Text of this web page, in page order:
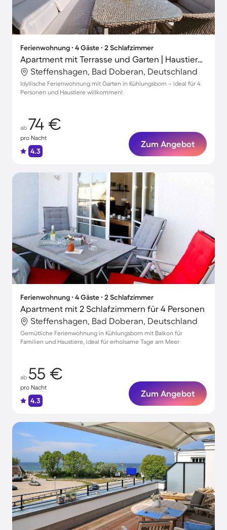
Ferienwohnung ∙ 4 Gäste ∙ 2 Schlafzimmer
Apartment mit Terrasse und Garten | Haustiere sind willkommen
Steffenshagen, Bad Doberan, Deutschland
Idyllische Ferienwohnung mit Garten in Kühlungsborn – ideal für 4
Personen und Haustiere willkommen!
ab 74 €
pro Nacht
4.3
Zum Angebot
Ferienwohnung ∙ 4 Gäste ∙ 2 Schlafzimmer
Apartment mit 2 Schlafzimmern für 4 Personen
Steffenshagen, Bad Doberan, Deutschland
Gemütliche Ferienwohnung in Kühlungsborn mit Balkon für
Familien und Haustiere, ideal für erholsame Tage am Meer
ab 55 €
pro Nacht
4.3
Zum Angebot